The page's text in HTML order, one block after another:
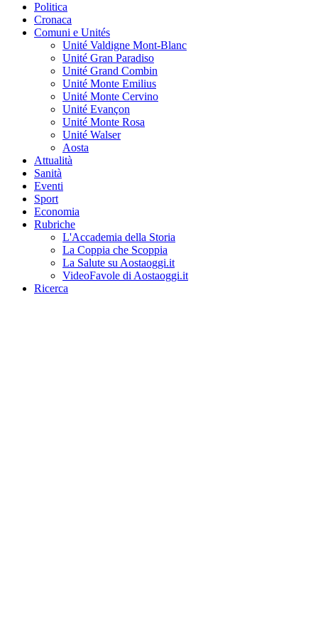
Politica
Cronaca
Comuni e Unités
Unité Valdigne Mont-Blanc
Unité Gran Paradiso
Unité Grand Combin
Unité Monte Emilius
Unité Monte Cervino
Unité Evançon
Unité Monte Rosa
Unité Walser
Aosta
Attualità
Sanità
Eventi
Sport
Economia
Rubriche
L'Accademia della Storia
La Coppia che Scoppia
La Salute su Aostaoggi.it
VideoFavole di Aostaoggi.it
Ricerca